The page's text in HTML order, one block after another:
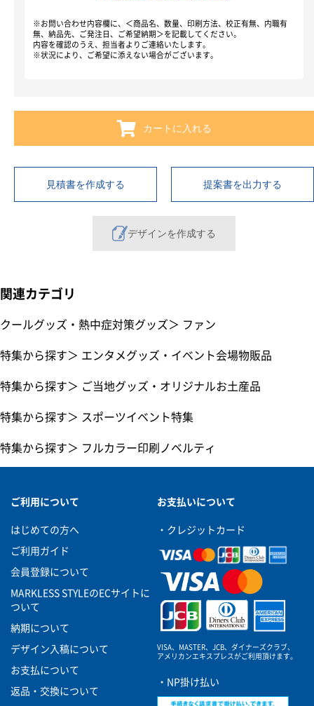
※お問い合わせ内容欄に、＜商品名、数量、印刷方法、校正有無、内職有
無、納品先、ご発注日、ご希望納期＞を記載してください。
内容を確認のうえ、担当者よりご連絡いたします。
※状況により、ご希望に添えない場合がございます。
カートに入れる
見積書を作成する 提案書を出力する
デザインを作成する
関連カテゴリ
クールグッズ・熱中症対策グッズ＞ ファン
特集から探す＞ エンタメグッズ・イベント会場物販品
特集から探す＞ ご当地グッズ・オリジナルお土産品
特集から探す＞ スポーツイベント特集
特集から探す＞ フルカラー印刷ノベルティ
ご利用について
はじめての方へ
ご利用ガイド
会員登録について
MARKLESS STYLEのECサイトに
ついて
納期について
デザイン入稿について
お支払について
返品・交換について
お支払いについて
・クレジットカード
VISA、MASTER、JCB、ダイナーズクラブ、
アメリカンエキスプレスがご利用頂けます。
・NP掛け払い